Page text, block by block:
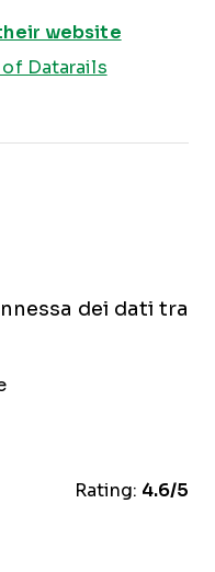
website
of Datarails
dei dati tra
Rating: 4.6/5